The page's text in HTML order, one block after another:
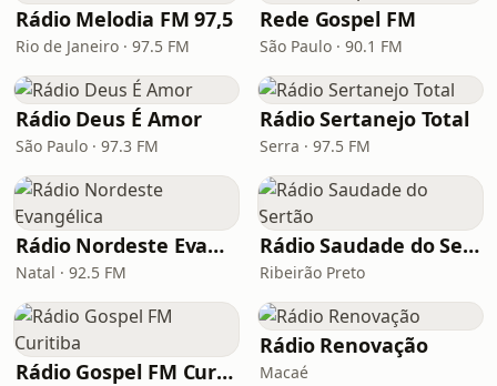
Rádio Melodia FM 97,5
Rio de Janeiro · 97.5 FM
Rede Gospel FM
São Paulo · 90.1 FM
Rádio Deus É Amor
São Paulo · 97.3 FM
Rádio Sertanejo Total
Serra · 97.5 FM
Rádio Nordeste Evangélica
Natal · 92.5 FM
Rádio Saudade do Sertão
Ribeirão Preto
Rádio Gospel FM Curitiba
Rádio Renovação
Macaé